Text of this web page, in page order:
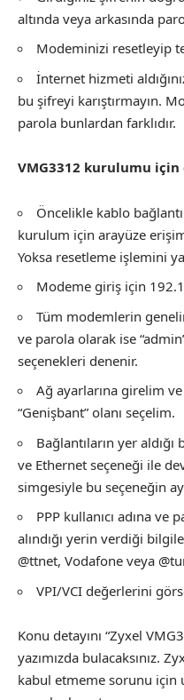
altında veya arkasında
Modeminizi resetleyip
İnternet hizmeti
bu şifreyi karıştırmayın.
parola bunlardan farklıdır.
VMG3312 kurulumu için
Öncelikle kablo
kurulum için arayüze
Yoksa resetleme işlemini
Modeme giriş için
Tüm modemlerin
ve parola olarak ise
seçenekleri denenir.
Ağ ayarlarına girelim
“Genişbant” olanı seçelim.
Bağlantıların yer
ve Ethernet seçeneği ile
simgesiyle bu seçeneğin
PPP kullanıcı adına
alındığı yerin verdiği
@ttnet, Vodafone veya
VPI/VCI değerlerini
Konu detayını “Zyxel
yazımızda bulacaksınız.
kabul etmeme sorunu için